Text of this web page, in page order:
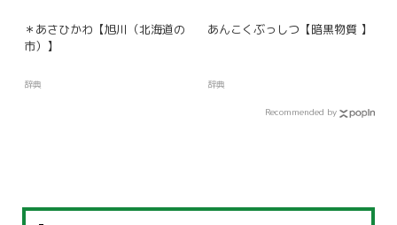
＊あさひかわ【旭川（北海道の
市）】
辞典
あんこくぶっしつ【暗黒物質 】
辞典
Recommended by